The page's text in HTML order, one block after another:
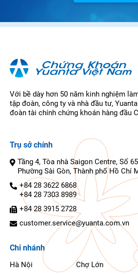
Với bề dày hơn 50 năm kinh nghiệm
tập đoàn, công ty và nhà đầu tư,
đoàn tài chính chứng khoán hàng đầu
Trụ sở chính
Tầng 4, Tòa nhà Saigon Centre, Số
Phường Sài Gòn, Thành phố Hồ Chí
+84 28 3622 6868
+84 28 7303 8989
+84 28 3915 2728
customer.service@yuanta.com.vn
Chi nhánh
Hà Nội Chợ Lớn